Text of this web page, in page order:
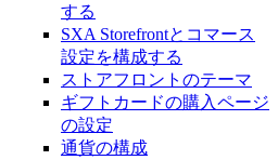
する
SXA Storefrontとコマース
設定を構成する
ストアフロントのテーマ
ギフトカードの購入ページ
の設定
通貨の構成